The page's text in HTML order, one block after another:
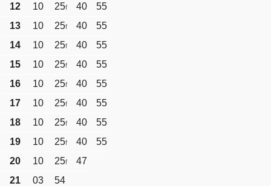
12 10 25f 40
55
13
10 25f 40
55
14
10 25f 40
55
15
10 25f 40
55
16
10 25f 40
55
17
10 25f 40
55
18
10 25f 40
55
19
10 25f 40
55
20
10 25f
47
21
03
54